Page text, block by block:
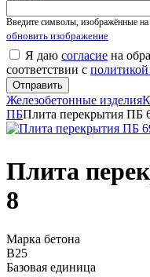
Введите символы, изображённые на
обновить изображение
Я даю согласие на
соответствии с
Железобетонные изделия
ПБПлита перекрытия ПБ
Плита
8
Марка бетона
B25
Базовая единица